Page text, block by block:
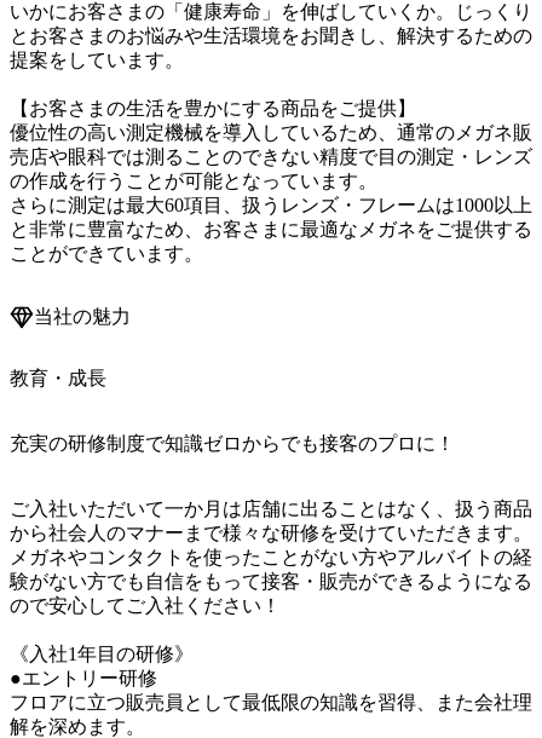
いかにお客さまの「健康寿命」を伸ばしていくか。じっくり
とお客さまのお悩みや生活環境をお聞きし、解決するための
提案をしています。
【お客さまの生活を豊かにする商品をご提供】
優位性の高い測定機械を導入しているため、通常のメガネ販
売店や眼科では測ることのできない精度で目の測定・レンズ
の作成を行うことが可能となっています。
さらに測定は最大60項目、扱うレンズ・フレームは1000以上
と非常に豊富なため、お客さまに最適なメガネをご提供する
ことができています。
当社の魅力
教育・成長
充実の研修制度で知識ゼロからでも接客のプロに！
ご入社いただいて一か月は店舗に出ることはなく、扱う商品
から社会人のマナーまで様々な研修を受けていただきます。
メガネやコンタクトを使ったことがない方やアルバイトの経
験がない方でも自信をもって接客・販売ができるようになる
ので安心してご入社ください！
《入社1年目の研修》
●エントリー研修
フロアに立つ販売員として最低限の知識を習得、また会社理
解を深めます。